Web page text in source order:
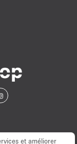
et améliorer